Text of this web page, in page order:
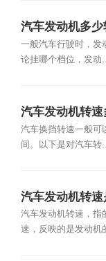
汽车发动机多少
一般汽车行驶时，发
论挂哪个档位，发动...
汽车发动机转速
汽车换挡转速一般可
间。以下是对汽车转...
汽车发动机转速
汽车发动机转速，指
速，反映的是发动机